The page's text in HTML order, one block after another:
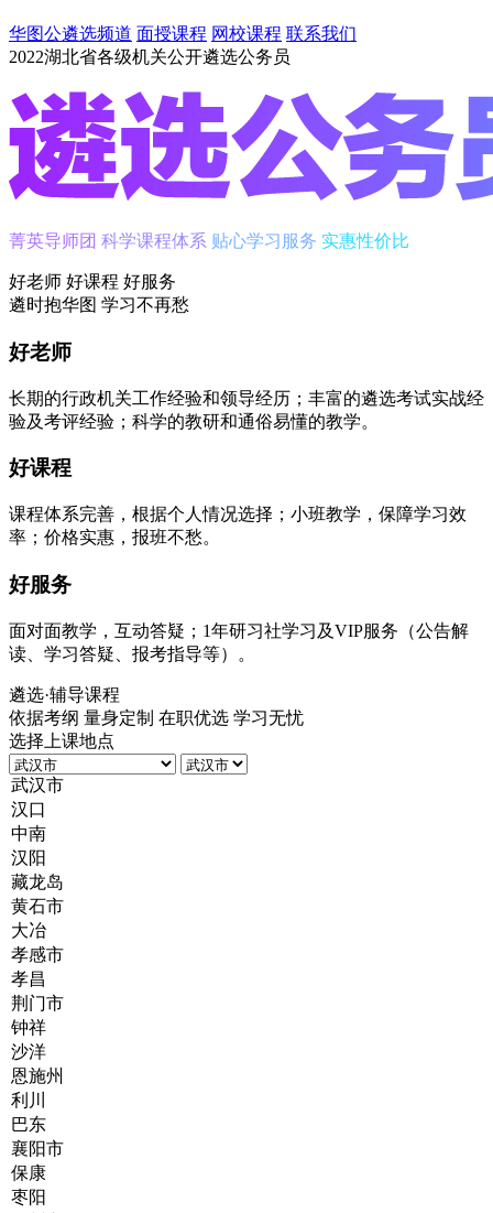
华图公遴选频道 面授课程 网校课程 联系我们
2022湖北省各级机关公开遴选公务员
菁英导师团 科学课程体系 贴心学习服务 实惠性价比
好老师 好课程 好服务
遴时抱华图 学习不再愁
好老师
长期的行政机关工作经验和领导经历；丰富的遴选考试实战经
验及考评经验；科学的教研和通俗易懂的教学。
好课程
课程体系完善，根据个人情况选择；小班教学，保障学习效
率；价格实惠，报班不愁。
好服务
面对面教学，互动答疑；1年研习社学习及VIP服务（公告解
读、学习答疑、报考指导等）。
遴选·辅导课程
依据考纲 量身定制 在职优选 学习无忧
选择上课地点